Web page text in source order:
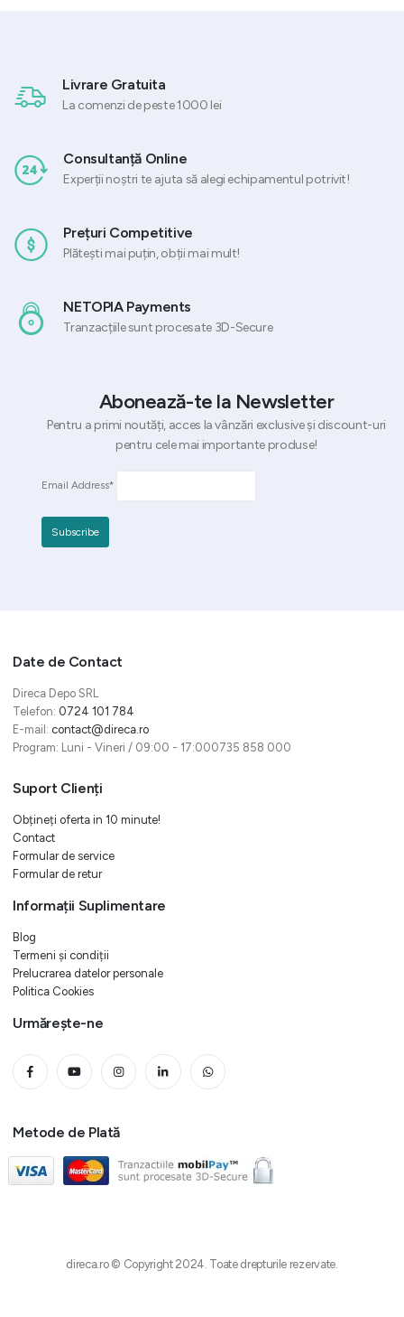
Livrare Gratuita
La comenzi de peste 1000 lei
Consultanță Online
Experții noștri te ajuta să alegi echipamentul potrivit!
Prețuri Competitive
Plătești mai puțin, obții mai mult!
NETOPIA Payments
Tranzacțiile sunt procesate 3D-Secure
Abonează-te la Newsletter
Pentru a primi noutăți, acces la vânzări exclusive și discount-uri
pentru cele mai importante produse!
Email Address*
Date de Contact
Direca Depo SRL
Telefon: 0724 101 784
E-mail: contact@direca.ro
Program: Luni - Vineri / 09:00 - 17:000735 858 000
Suport Clienți
Obțineți oferta in 10 minute!
Contact
Formular de service
Formular de retur
Informații Suplimentare
Blog
Termeni și condiții
Prelucrarea datelor personale
Politica Cookies
Urmărește-ne
Metode de Plată
direca.ro © Copyright 2024. Toate drepturile rezervate.